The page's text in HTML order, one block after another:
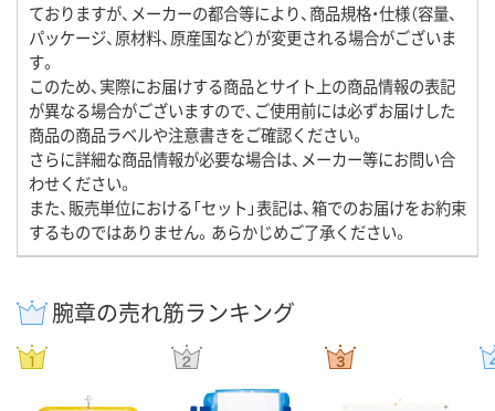
ておりますが、メーカーの都合等により、商品規格・仕様（容量、
パッケージ、原材料、原産国など）が変更される場合がございま
す。
このため、実際にお届けする商品とサイト上の商品情報の表記
が異なる場合がございますので、ご使用前には必ずお届けした
商品の商品ラベルや注意書きをご確認ください。
さらに詳細な商品情報が必要な場合は、メーカー等にお問い合
わせください。
また、販売単位における「セット」表記は、箱でのお届けをお約束
するものではありません。あらかじめご了承ください。
腕章の売れ筋ランキング